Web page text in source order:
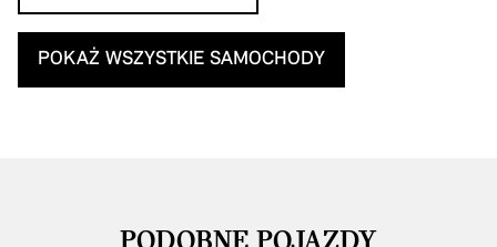
POKAŻ WSZYSTKIE SAMOCHODY